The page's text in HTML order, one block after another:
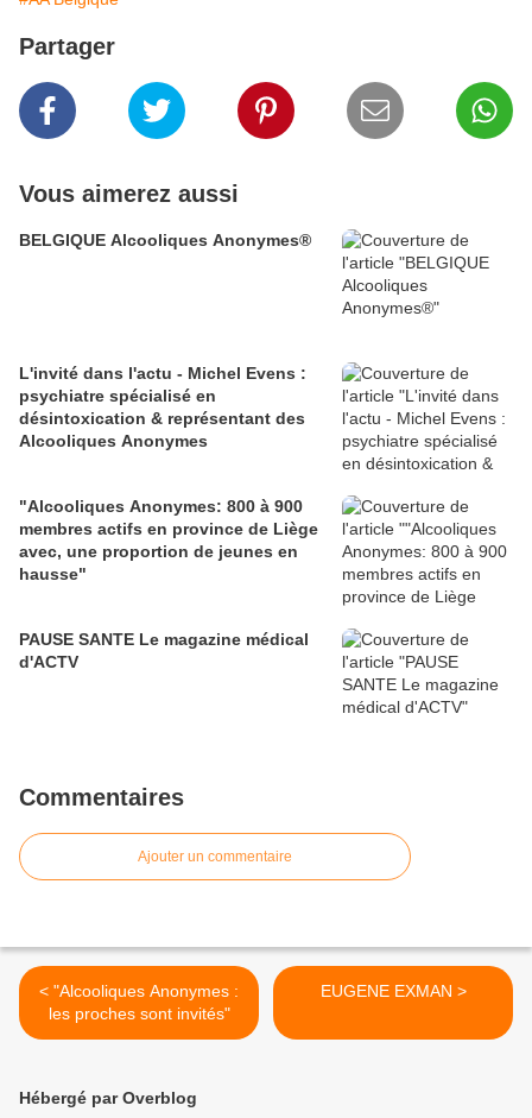
Partager
Vous aimerez aussi
BELGIQUE Alcooliques Anonymes®
L'invité dans l'actu - Michel Evens :
psychiatre spécialisé en
désintoxication & représentant des
Alcooliques Anonymes
"Alcooliques Anonymes: 800 à 900
membres actifs en province de Liège
avec, une proportion de jeunes en
hausse"
PAUSE SANTE Le magazine médical
d'ACTV
Commentaires
Ajouter un commentaire
< "Alcooliques Anonymes :
les proches sont invités"
EUGENE EXMAN >
Hébergé par Overblog